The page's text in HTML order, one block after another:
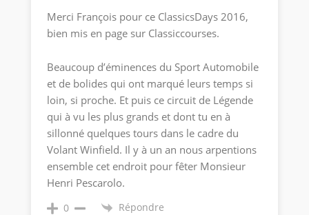
Merci François pour ce ClassicsDays 2016,
bien mis en page sur Classiccourses.
Beaucoup d’éminences du Sport Automobile
et de bolides qui ont marqué leurs temps si
loin, si proche. Et puis ce circuit de Légende
qui à vu les plus grands et dont tu en à
sillonné quelques tours dans le cadre du
Volant Winfield. Il y à un an nous arpentions
ensemble cet endroit pour fêter Monsieur
Henri Pescarolo.
0 Répondre